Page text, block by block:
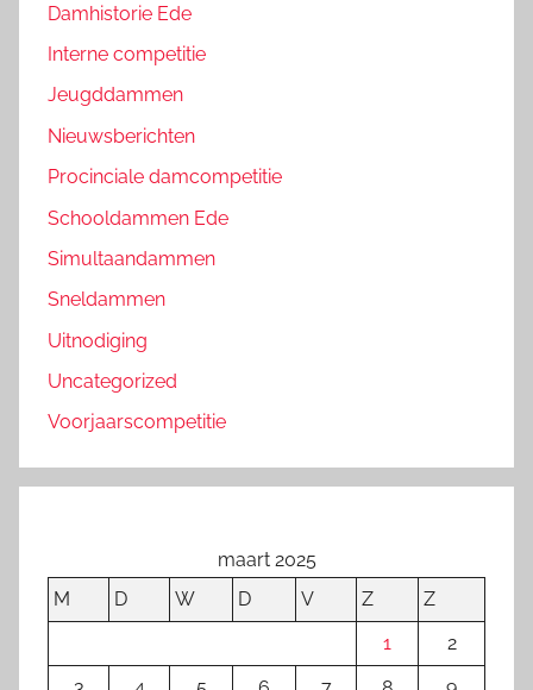
Damhistorie Ede
Interne competitie
Jeugddammen
Nieuwsberichten
Procinciale damcompetitie
Schooldammen Ede
Simultaandammen
Sneldammen
Uitnodiging
Uncategorized
Voorjaarscompetitie
maart 2025
M
D W D V Z
Z
1
2